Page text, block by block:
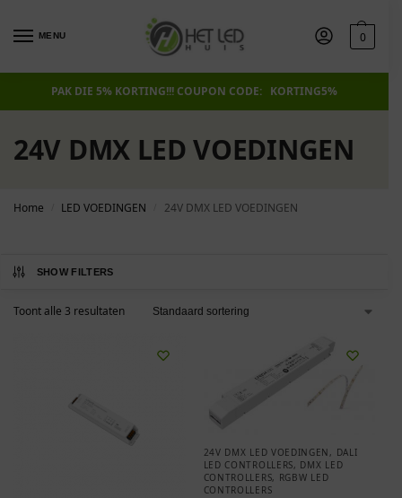
MENU 0
PAK DIE 5% KORTING!!! COUPON CODE: KORTING5%
24V DMX LED VOEDINGEN
Home LED VOEDINGEN 24V DMX LED VOEDINGEN
SHOW FILTERS
Toont alle 3 resultaten
24V DMX LED VOEDINGEN , DALI
LED CONTROLLERS, DMX LED
CONTROLLERS, RGBW LED
CONTROLLERS